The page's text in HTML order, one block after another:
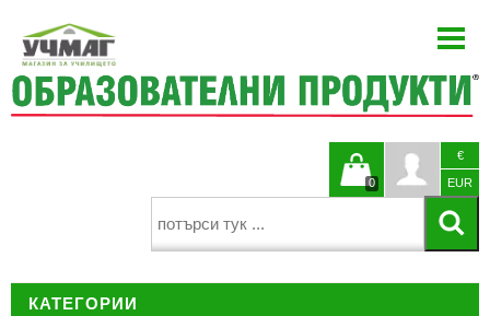
ЗА НАС
КАТАЛОЗИ
€
EUR
0
Кошницата
КАТЕГОРИИ